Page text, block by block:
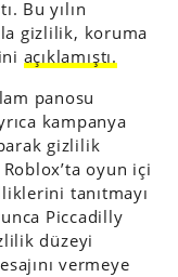
Bu yılın
gizlilik, koruma
açıklamıştı.
panosu
kampanya
gizlilik
oyun içi
tanıtmayı
Piccadilly
düzeyi
vermeye